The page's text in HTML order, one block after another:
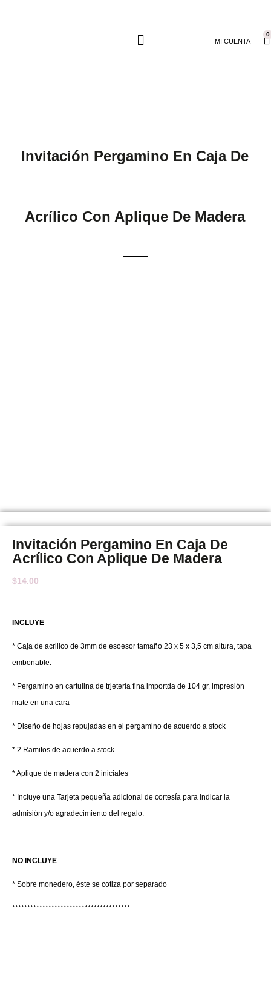
MI CUENTA
0
Invitación Pergamino En Caja De
Acrílico Con Aplique De Madera
Invitación Pergamino En Caja De
Acrílico Con Aplique De Madera
$14.00
INCLUYE
* Caja de acrilico de 3mm de esoesor tamaño 23 x 5 x 3,5 cm altura, tapa
embonable.
* Pergamino en cartulina de trjetería fina importda de 104 gr, impresión
mate en una cara
* Diseño de hojas repujadas en el pergamino de acuerdo a stock
* 2 Ramitos de acuerdo a stock
* Aplique de madera con 2 iniciales
* Incluye una Tarjeta pequeña adicional de cortesía para indicar la
admisión y/o agradecimiento del regalo.
NO INCLUYE
* Sobre monedero, éste se cotiza por separado
***************************************